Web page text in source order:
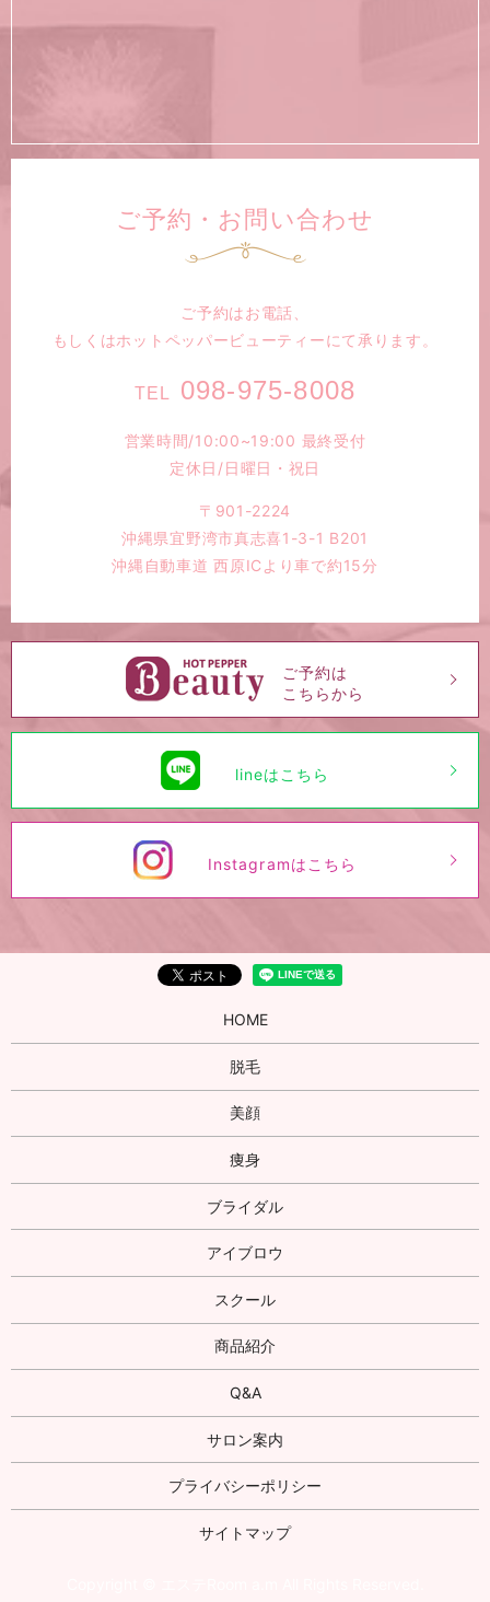
ご予約・お問い合わせ
ご予約はお電話、
もしくはホットペッパービューティーにて承ります。
TEL 098-975-8008
営業時間/10:00~19:00 最終受付
定休日/日曜日・祝日
〒901-2224
沖縄県宜野湾市真志喜1-3-1 B201
沖縄自動車道 西原ICより車で約15分
ご予約は
こちらから
lineはこちら
Instagramはこちら
HOME
脱毛
美顔
痩身
ブライダル
アイブロウ
スクール
商品紹介
Q&A
サロン案内
プライバシーポリシー
サイトマップ